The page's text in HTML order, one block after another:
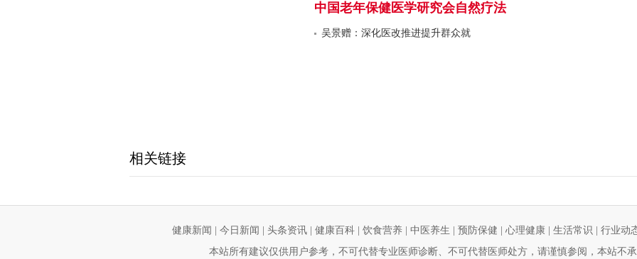
中国老年保健医学研究会自然疗法
吴景赠：深化医改推进提升群众就
相关链接
健康新闻 今日新闻 头条资讯 健康百科 饮食营养 中医养生 预防保健 心理健康 生活常识
行业动
本站所有建议仅供用户参考，不可代替专业医师诊断、不可代替医师处方，请谨慎参阅，本站不